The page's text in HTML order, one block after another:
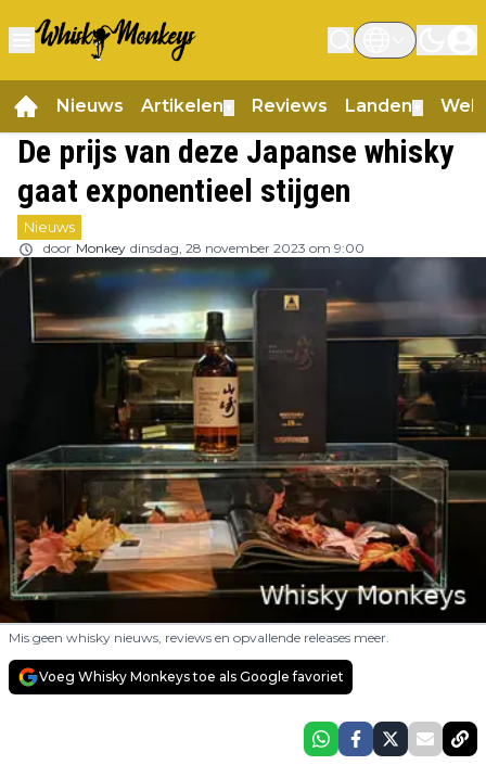
Nieuws Artikelen Reviews Landen
De prijs van deze Japanse whisky
gaat exponentieel stijgen
Nieuws
door Monkey dinsdag, 28 november 2023 om 9:00
Mis geen whisky nieuws, reviews en opvallende releases meer.
Voeg Whisky Monkeys toe als Google favoriet